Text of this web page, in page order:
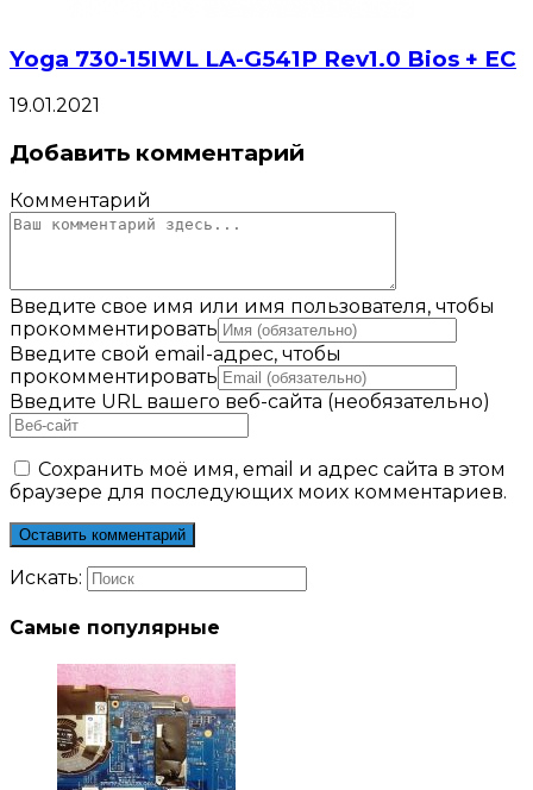
Yoga 730-15IWL LA-G541P Rev1.0 Bios + EC
19.01.2021
Добавить комментарий
Комментарий
Введите свое имя или имя пользователя, чтобы
прокомментировать
Введите свой email-адрес, чтобы
прокомментировать
Введите URL вашего веб-сайта (необязательно)
Сохранить моё имя, email и адрес сайта в этом
браузере для последующих моих комментариев.
Искать:
Самые популярные